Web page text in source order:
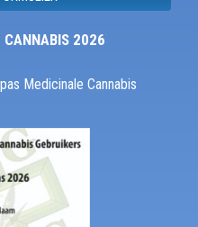
CANNABIS 2026
Medicinale Cannabis